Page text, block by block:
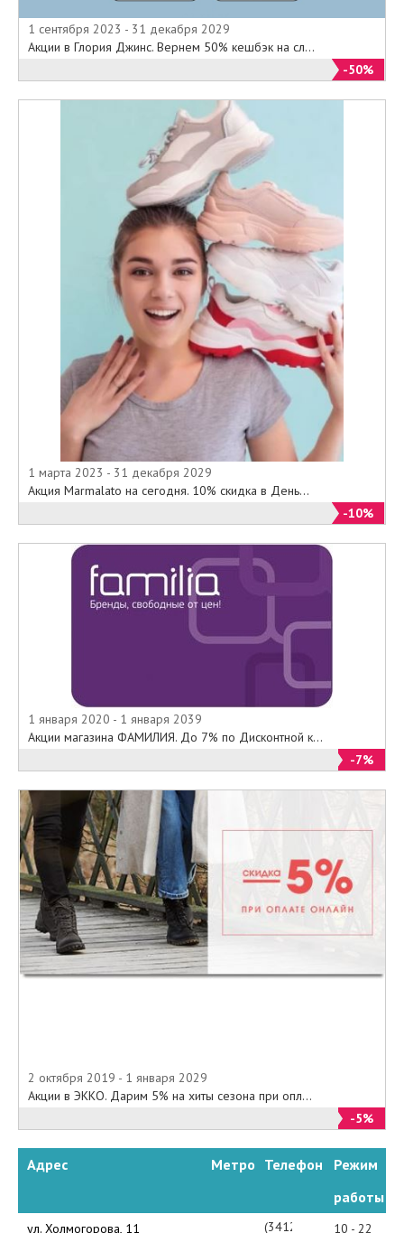
1 сентября 2023 - 31 декабря 2029
Акции в Глория Джинс. Вернем 50% кешбэк на сл...
-50%
1 марта 2023 - 31 декабря 2029
Акция Marmalato на сегодня. 10% скидка в День...
-10%
1 января 2020 - 1 января 2039
Акции магазина ФАМИЛИЯ. До 7% по Дисконтной к...
-7%
2 октября 2019 - 1 января 2029
Акции в ЭККО. Дарим 5% на хиты сезона при опл...
-5%
Адрес Метро Телефон
Режим
работы
ул. Холмогорова, 11 (3412) 10 - 22